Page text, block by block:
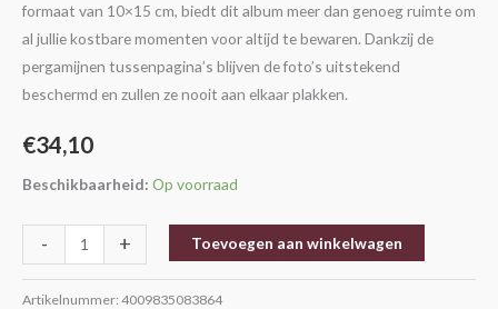
formaat van 10×15 cm, biedt dit album meer dan genoeg ruimte om
al jullie kostbare momenten voor altijd te bewaren. Dankzij de
pergamijnen tussenpagina’s blijven de foto’s uitstekend
beschermd en zullen ze nooit aan elkaar plakken.
€34,10
Beschikbaarheid: Op voorraad
- + Toevoegen aan winkelwagen
Artikelnummer: 4009835083864